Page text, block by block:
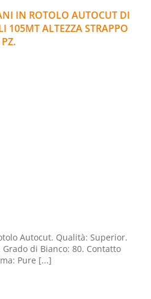
IN ROTOLO AUTOCUT DI
105MT ALTEZZA STRAPPO
Autocut. Qualità: Superior.
di Bianco: 80. Contatto
Pure [...]